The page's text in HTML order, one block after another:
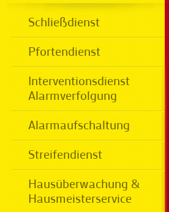
Schließdienst
Pfortendienst
Interventionsdienst
Alarmverfolgung
Alarmaufschaltung
Streifendienst
Hausüberwachung &
Hausmeisterservice